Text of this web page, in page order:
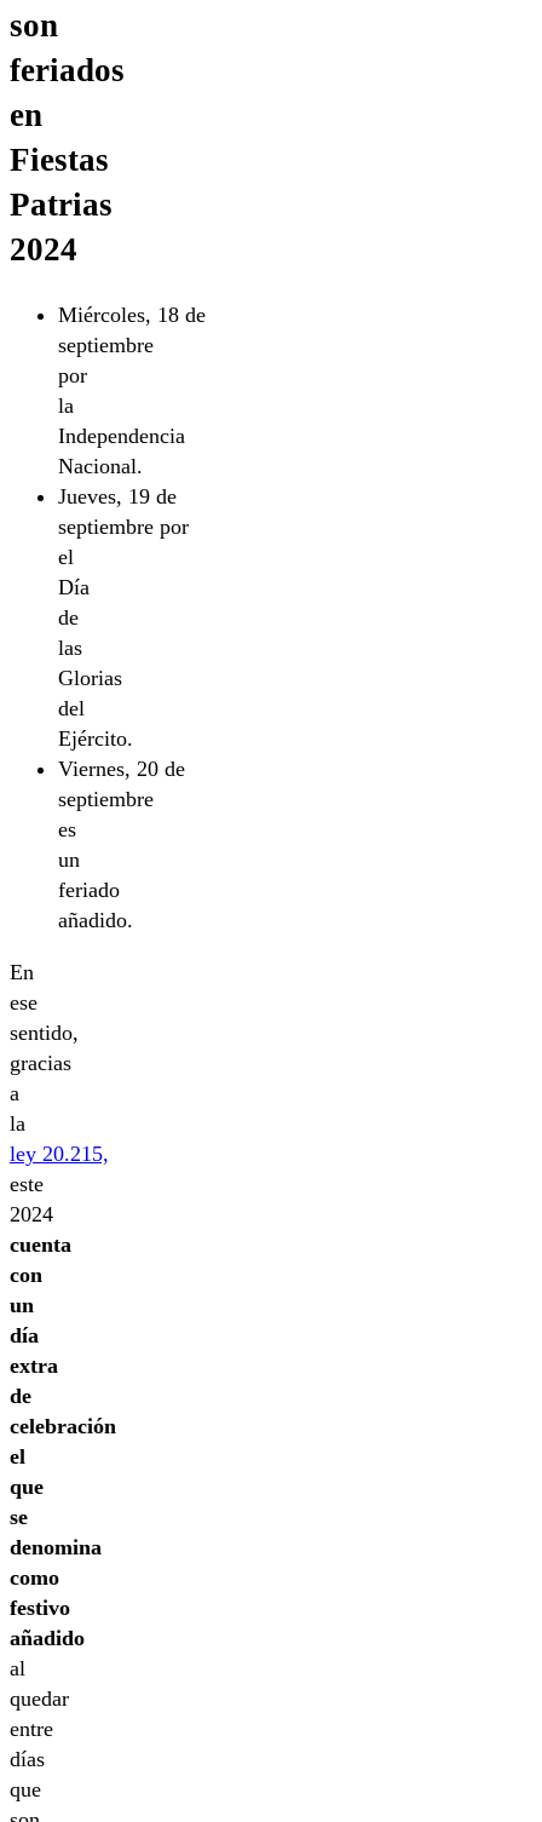
son
feriados
en
Fiestas
Patrias
2024
Miércoles, 18 de
septiembre
por
la
Independencia
Nacional.
Jueves, 19 de
septiembre por
el
Día
de
las
Glorias
del
Ejército.
Viernes, 20 de
septiembre
es
un
feriado
añadido.
En
ese
sentido,
gracias
a
la
ley 20.215,
este
2024
cuenta
con
un
día
extra
de
celebración
el
que
se
denomina
como
festivo
añadido
al
quedar
entre
días
que